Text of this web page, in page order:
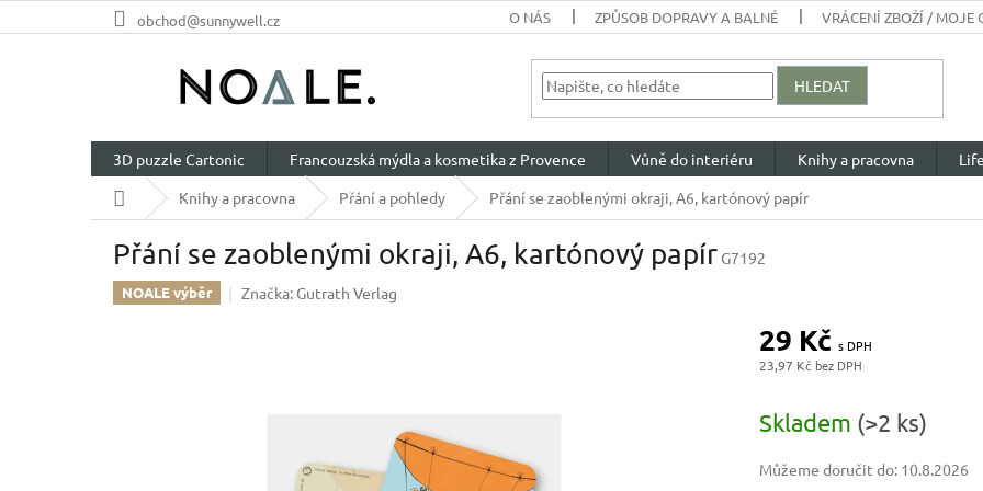
na
obchod@sunnywell.cz O NÁS ZPŮSOB DOPRAVY A BALNÉ VRÁCENÍ ZBOŽÍ / MOJE
HLEDAT
3D puzzle Cartonic Francouzská mýdla a kosmetika z Provence Vůně do interiéru Knihy a pracovna
Domů
Knihy a pracovna Přání a pohledy Přání se zaoblenými okraji, A6, kartónový papír
Přání se zaoblenými okraji, A6, kartónový papír G7192
NOALE výběr Značka: Gutrath Verlag
29 Kč
23,97 Kč
cena:
Skladem (>2 ks)
Můžeme doručit do: 10.8.2026